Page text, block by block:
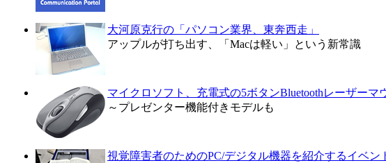
大河原克行の「パソコン業界、東奔西走」
アップルが打ち出す、「Macは軽い」という新常識
マイクロソフト、充電式の5ボタンBluetoothレーザーマ
～プレゼンター機能付きモデルも
視覚障害者のためのPC/デジタル機器を紹介するイベン